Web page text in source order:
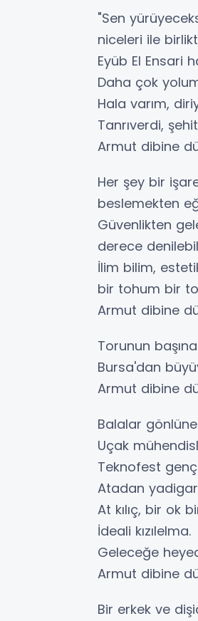
"Sen
niceleri ile
Eyüb El Ensari
Daha çok
Hala varım,
Tanrıverdi,
Armut dibine
Her şey bir
beslemekten
Güvenlikten
derece
İlim bilim,
bir tohum bir
Armut dibine
Torunun
Bursa'dan
Armut dibine
Balalar gönlüne
Uçak
Teknofest
Atadan
At kılıç, bir ok
İdeali kızılelma.
Geleceğe
Armut dibine
Bir erkek ve